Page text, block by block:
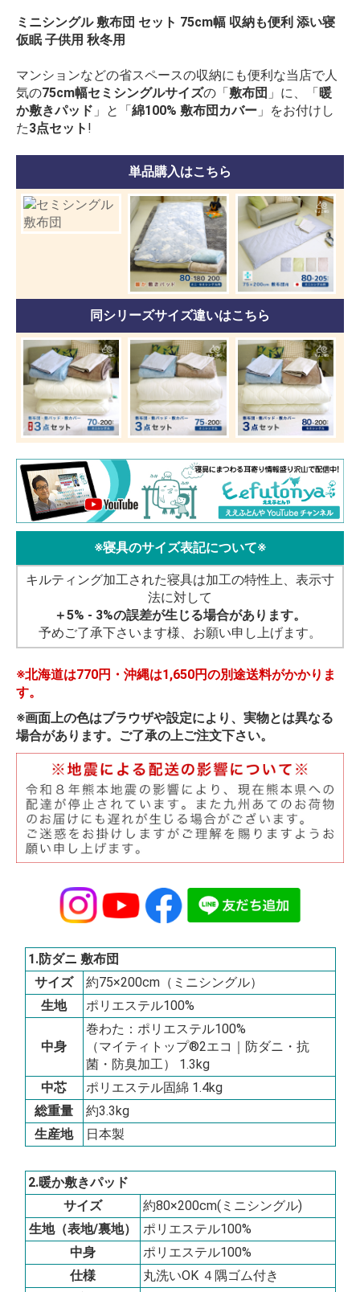
ミニシングル 敷布団 セット 75cm幅 収納も便利 添い寝
仮眠 子供用 秋冬用
マンションなどの省スペースの収納にも便利な当店で人
気の75cm幅セミシングルサイズの「敷布団 」に、「暖
か敷きパッド 」と「綿100% 敷布団カバー 」をお付けし
た3点セット !
単品購入はこちら
同シリーズサイズ違いはこちら
※寝具のサイズ表記について※
キルティング加工された寝具は加工の特性上、表示寸
法に対して
＋5% - 3%の誤差が生じる場合があります。
予めご了承下さいます様、お願い申し上げます。
※北海道は770円・沖縄は1,650円の別途送料がかかりま
す。
※画面上の色はブラウザや設定により、実物とは異なる
場合があります。ご了承の上ご注文下さい。
1.防ダニ 敷布団
サイズ
約75×200cm（ミニシングル）
生地
ポリエステル100%
中身
巻わた：ポリエステル100%
（マイティトップ®2エコ｜防ダニ・抗
菌・防臭加工） 1.3kg
中芯
ポリエステル固綿 1.4kg
総重量
約3.3kg
生産地
日本製
2.暖か敷きパッド
サイズ
約80×200cm(ミニシングル)
生地（表地/裏地）
ポリエステル100%
中身
ポリエステル100%
仕様
丸洗いOK ４隅ゴム付き